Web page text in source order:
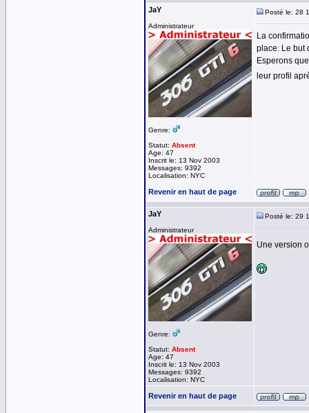
JaY
Administrateur
Genre:
Statut: Absent
Age: 47
Inscrit le: 13 Nov 2003
Messages: 9392
Localisation: NYC
Posté le: 28
La
place. Le but
Esperons
leur profil
Revenir en haut de page
JaY
Administrateur
Genre:
Statut: Absent
Age: 47
Inscrit le: 13 Nov 2003
Messages: 9392
Localisation: NYC
Posté le: 29
Une version
Revenir en haut de page